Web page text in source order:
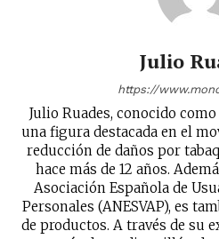
Julio
https://
Julio Ruades, conocido
una figura destacada en el
reducción de daños por
hace más de 12 años.
Asociación Española de
Personales (ANESVAP), es
de productos. A través de su